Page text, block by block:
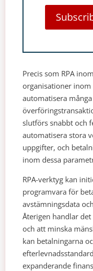
Precis som RPA
organisationer
automatisera
slutförs snabbt och
automatisera stora
uppgifter, och
inom dessa
RPA-verktyg kan
programvara för
avstämningsdata
Återigen handlar
och att minska
kan betalningarna
expanderande